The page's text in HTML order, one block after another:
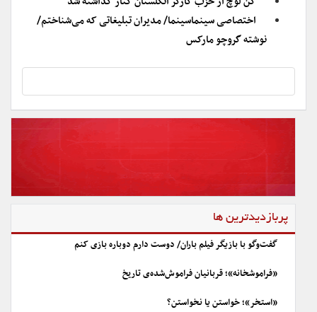
اختصاصی سینماسینما/ مدیران تبلیغاتی که می‌شناختم/
نوشته گروچو مارکس
پربازدیدترین ها
گفت‌وگو با بازیگر فیلم باران/ دوست دارم دوباره بازی کنم
«فراموشخانه»؛ قربانیان فراموش‌شده‌ی تاریخ
«استخر»؛ خواستن یا نخواستن؟